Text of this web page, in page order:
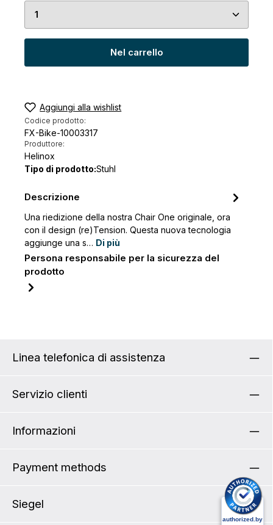
Quantità del prodotto: inserisci la quantità
Nel carrello
Aggiungi alla wishlist
Codice prodotto:
FX-Bike-10003317
Produttore:
Helinox
Tipo di prodotto:Stuhl
Descrizione
Una riedizione della nostra Chair One originale, ora
con il design (re)Tension. Questa nuova tecnologia
aggiunge una s… Di più
Persona responsabile per la sicurezza del
prodotto
Linea telefonica di assistenza
Servizio clienti
Informazioni
Payment methods
Siegel